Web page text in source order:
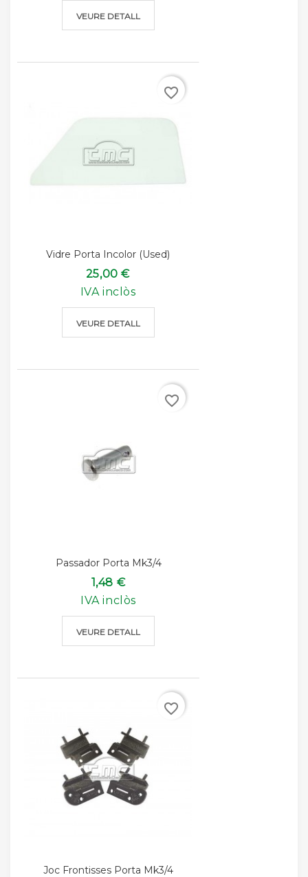
VEURE DETALL
Vidre Porta Incolor (used)
25,00 €
IVA inclòs
VEURE DETALL
favorite_border
Passador Porta Mk3/4
1,48 €
IVA inclòs
VEURE DETALL
favorite_border
Joc Frontisses Porta Mk3/4
favorite_border